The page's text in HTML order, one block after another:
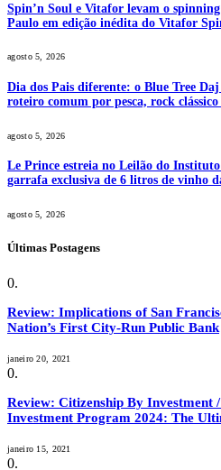
Spin’n Soul e Vitafor levam o
Paulo em edição inédita do Vitafor
agosto 5, 2026
Dia dos Pais diferente: o Blue Tree
roteiro comum por pesca, rock
agosto 5, 2026
Le Prince estreia no Leilão do
garrafa exclusiva de 6 litros de vinho
agosto 5, 2026
Últimas Postagens
Review: Implications of San
Nation’s First City-Run Public Bank
janeiro 20, 2021
Review: Citizenship By Investment
Investment Program 2024: The
janeiro 15, 2021